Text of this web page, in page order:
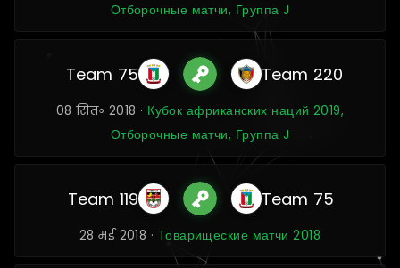
Отборочные матчи, Группа J
Team 75 Team 220
08 सित॰ 2018 · Кубок африканских наций 2019,
Отборочные матчи, Группа J
Team 119 Team 75
28 मई 2018 · Товарищеские матчи 2018